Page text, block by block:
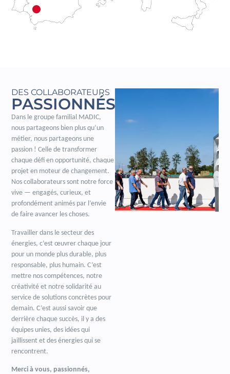
DES COLLABORATEURS
PASSIONNÉS
Dans le groupe familial MADIC,
nous partageons bien plus qu’un
métier, nous partageons une
passion ! Celle de transformer
chaque défi en opportunité, chaque
projet en moteur de changement.
Nos collaborateurs sont notre force
vive — engagés, curieux, et
profondément animés par l’envie
de faire avancer les choses.
Travailler dans le secteur des
énergies, c’est œuvrer chaque jour
pour un monde plus durable, plus
responsable, plus humain. C’est
mettre nos compétences, notre
créativité et notre solidarité au
service de solutions concrètes pour
demain. C’est aussi savoir que
derrière chaque succès, il y a des
équipes unies, des idées qui
jaillissent et des énergies qui se
rencontrent.
Merci à vous, passionnés,